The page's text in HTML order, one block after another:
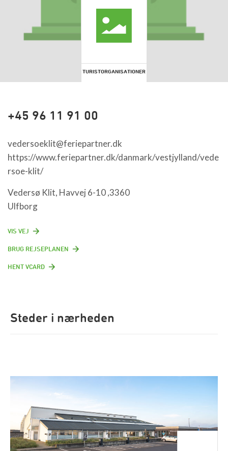
TURISTORGANISATIONER
+45 96 11 91 00
vedersoeklit@feriepartner.dk
https://www.feriepartner.dk/danmark/vestjylland/vede
rsoe-klit/
Vedersø Klit, Havvej 6-10 ,3360
Ulfborg
VIS VEJ
BRUG REJSEPLANEN
HENT VCARD
Steder i nærheden